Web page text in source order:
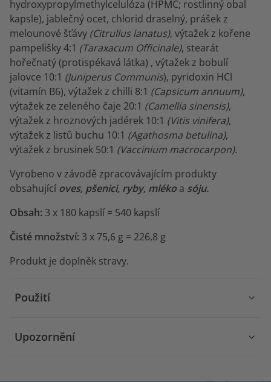
hydroxypropylmethylcelulóza (HPMC; rostlinný obal
kapsle), jablečný ocet, chlorid draselný, prášek z
melounové šťávy (Citrullus lanatus), výtažek z kořene
pampelišky 4:1 (Taraxacum Officinale), stearát
hořečnatý (protispékavá látka) , výtažek z bobulí
jalovce 10:1 (Juniperus Communis), pyridoxin HCl
(vitamín B6), výtažek z chilli 8:1 (Capsicum annuum),
výtažek ze zeleného čaje 20:1 (Camellia sinensis),
výtažek z hroznových jadérek 10:1 (Vitis vinifera),
výtažek z listů buchu 10:1 (Agathosma betulina),
výtažek z brusinek 50:1 (Vaccinium macrocarpon).
Vyrobeno v závodě zpracovávajícím produkty
obsahující oves, pšenici, ryby, mléko a sóju.
Obsah: 3 x 180 kapslí = 540 kapslí
Čisté množství: 3 x 75,6 g = 226,8 g
Produkt je doplněk stravy.
Použití
Upozornění